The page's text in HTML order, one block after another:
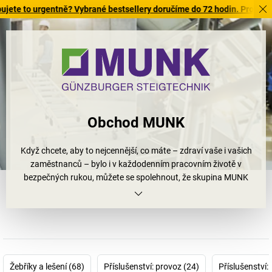
urgentně? Vybrané bestsellery doručíme do 72 hodin. Prohlédněte
Obchod MUNK
Když chcete, aby to nejcennější, co máte – zdraví vaše i vašich
zaměstnanců – bylo i v každodenním pracovním životě v
bezpečných rukou, můžete se spolehnout, že skupina MUNK
nabídne vhodnou odpověď. Jako technologický a inovační lídr s
kvalitou a skutečnou odolností, ale také tím, že má ideální pozici
Žebříky a lešení (68) Příslušenství: provoz (24) Příslušenství: